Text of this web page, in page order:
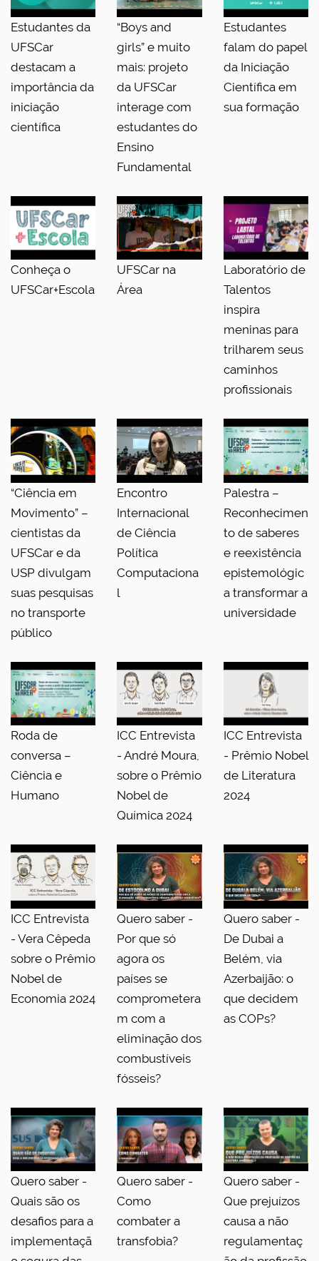
Estudantes da
UFSCar
destacam a
importância da
iniciação
científica
“Boys and
girls” e muito
mais: projeto
da UFSCar
interage com
estudantes do
Ensino
Fundamental
Estudantes
falam do papel
da Iniciação
Científica em
sua formação
Conheça o
UFSCar+Escola
UFSCar na
Área
Laboratório de
Talentos
inspira
meninas para
trilharem seus
caminhos
profissionais
“Ciência em
Movimento” –
cientistas da
UFSCar e da
USP divulgam
suas pesquisas
no transporte
público
Encontro
Internacional
de Ciência
Política
Computaciona
l
Palestra –
Reconhecimen
to de saberes
e reexistência
epistemológic
a transformar a
universidade
Roda de
conversa –
Ciência e
Humano
ICC Entrevista
- André Moura,
sobre o Prêmio
Nobel de
Química 2024
ICC Entrevista
- Prêmio Nobel
de Literatura
2024
ICC Entrevista
- Vera Cêpeda
sobre o Prêmio
Nobel de
Economia 2024
Quero saber -
Por que só
agora os
países se
comprometera
m com a
eliminação dos
combustíveis
fósseis?
Quero saber -
De Dubai a
Belém, via
Azerbaijão: o
que decidem
as COPs?
Quero saber -
Quais são os
desafios para a
implementaçã
Quero saber -
Como
combater a
transfobia?
Quero saber -
Que prejuízos
causa a não
regulamentaç